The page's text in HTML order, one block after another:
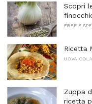
Scopri
ERBE E
Ricetta
UOVA
Zuppa
ricetta